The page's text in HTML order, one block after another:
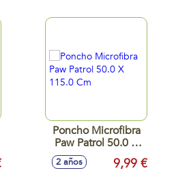
Poncho Microfibra
Paw Patrol 50.0 X
115.0 Cm
2 años 9,99 €